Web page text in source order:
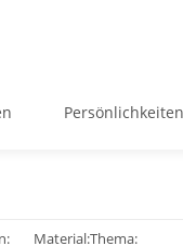
Persönlichkeiten
Material:Thema: